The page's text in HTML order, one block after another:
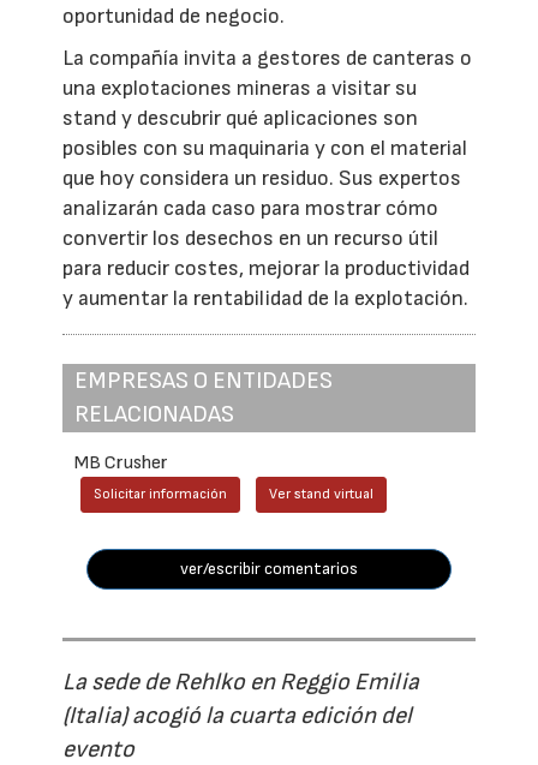
oportunidad de negocio.
La compañía invita a gestores de canteras o
una explotaciones mineras a visitar su
stand y descubrir qué aplicaciones son
posibles con su maquinaria y con el material
que hoy considera un residuo. Sus expertos
analizarán cada caso para mostrar cómo
convertir los desechos en un recurso útil
para reducir costes, mejorar la productividad
y aumentar la rentabilidad de la explotación.
EMPRESAS O ENTIDADES
RELACIONADAS
MB Crusher
Solicitar información Ver stand virtual
ver/escribir comentarios
La sede de Rehlko en Reggio Emilia
(Italia) acogió la cuarta edición del
evento